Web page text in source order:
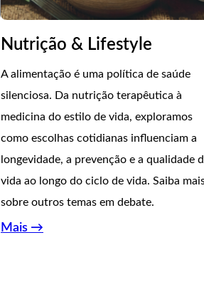
Nutrição & Lifestyle
A alimentação é uma política de saúde
silenciosa. Da nutrição terapêutica à
medicina do estilo de vida, exploramos
como escolhas cotidianas influenciam a
longevidade, a prevenção e a qualidade
vida ao longo do ciclo de vida. Saiba
sobre outros temas em debate.
Mais →